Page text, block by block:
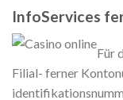
InfoServices
Für
Filial- ferner